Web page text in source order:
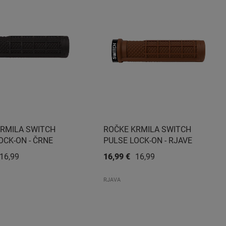
SWITCH
ON - ČRNE
16,99 €
ROČKE KRMILA SWITCH
PULSE LOCK-ON - RJAVE
RJAVA
16,99 €
16,99 €